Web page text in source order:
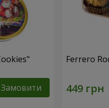
Замовити
Ferrero